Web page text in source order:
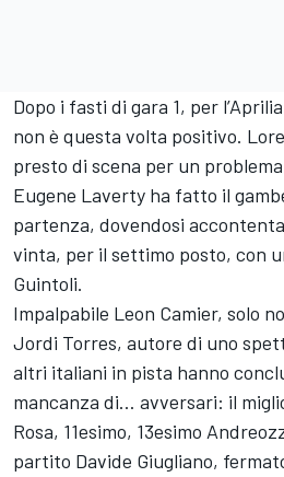
Dopo i fasti di gara 1, per
non è questa volta positivo.
presto di scena per un
Eugene Laverty ha fatto il
partenza, dovendosi
vinta, per il settimo posto, con
Guintoli.
Impalpabile Leon Camier, solo
Jordi Torres, autore di uno
altri italiani in pista hanno
mancanza di… avversari: il
Rosa, 11esimo, 13esimo
partito Davide Giugliano,